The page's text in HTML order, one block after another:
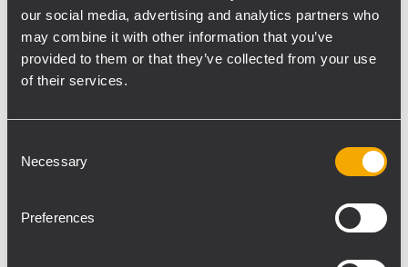
our social media, advertising and analytics partners who
may combine it with other information that you’ve
provided to them or that they’ve collected from your use
of their services.
Selection
Necessary
Preferences
gestito centralmente tramite RDNet,
permettendo monitoraggio e regolazioni in
tempo reale.
l'appalto, ha seguito sia l'installazione che la
gestione tecnica dei sistemi audio. I sistemi
TT+ Audio sono stati forniti da ORANGE
S.R.L., partner tecnico del progetto. Questa
collaborazione ha permesso di raggiungere